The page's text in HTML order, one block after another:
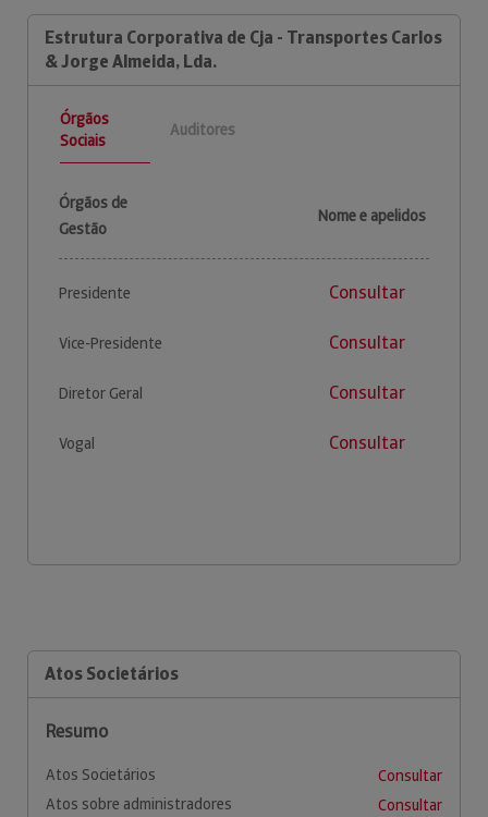
Estrutura Corporativa de Cja - Transportes Carlos
& Jorge Almeida, Lda.
Órgãos
Sociais
Auditores
Órgãos de
Gestão
Nome e apelidos
Presidente Consultar
Vice-Presidente Consultar
Diretor Geral Consultar
Vogal Consultar
Atos Societários
Resumo
Atos Societários
Consultar
Atos sobre administradores
Consultar